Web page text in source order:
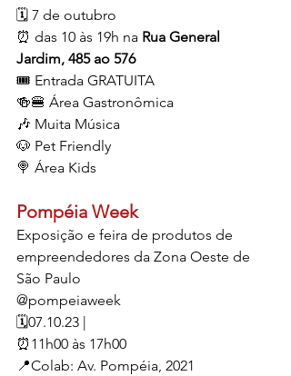
🗓️ 7 de outubro
⏰ das 10 às 19h na Rua General
Jardim, 485 ao 576
🎟 Entrada GRATUITA
🍻🍔 Área Gastronômica
🎶 Muita Música
🐶 Pet Friendly
🍭 Área Kids
Pompéia Week
Exposição e feira de produtos de
empreendedores da Zona Oeste de
São Paulo
@pompeiaweek
🗓️07.10.23 |
⏰11h00 às 17h00
📍Colab: Av. Pompéia, 2021